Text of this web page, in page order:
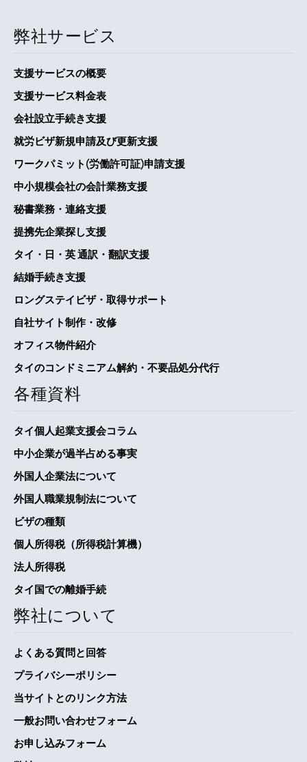
弊社サービス
支援サービスの概要
支援サービス料金表
会社設立手続き支援
就労ビザ新規申請及び更新支援
ワークパミット(労働許可証)申請支援
中小規模会社の会計業務支援
秘書業務・連絡支援
提携先企業探し支援
タイ・日・英 通訳・翻訳支援
結婚手続き支援
ロングステイビザ・取得サポート
自社サイト制作・改修
オフィス物件紹介
タイのコンドミニアム解約・不要品処分代行
各種資料
タイ個人起業支援会コラム
中小企業が過半占める事実
外国人企業法について
外国人職業規制法について
ビザの種類
個人所得税（所得税計算機）
法人所得税
タイ国での離婚手続
弊社について
よくある質問と回答
プライバシーポリシー
当サイトとのリンク方法
一般お問い合わせフォーム
お申し込みフォーム